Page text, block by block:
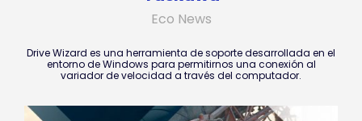
Eco News
Drive Wizard es una herramienta de soporte desarrollada en el
entorno de Windows para permitirnos una conexión al
variador de velocidad a través del computador.